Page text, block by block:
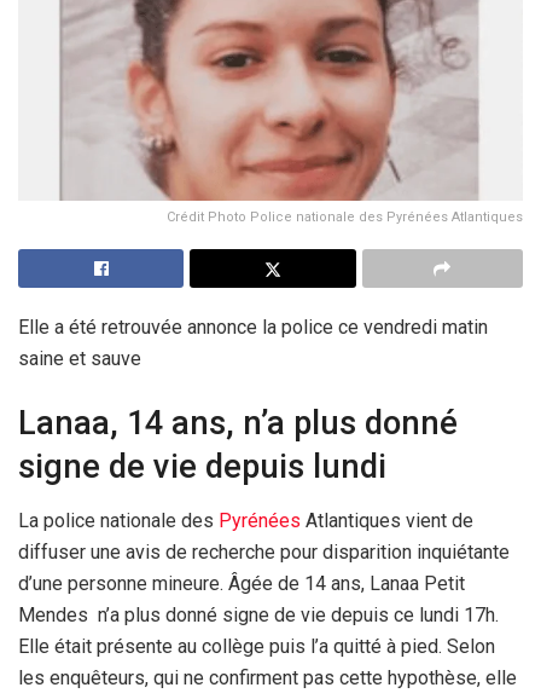
Crédit Photo Police nationale des Pyrénées Atlantiques
Elle a été retrouvée annonce la police ce vendredi matin
saine et sauve
Lanaa, 14 ans, n’a plus donné
signe de vie depuis lundi
La police nationale des Pyrénées Atlantiques vient de
diffuser une avis de recherche pour disparition inquiétante
d’une personne mineure. Âgée de 14 ans, Lanaa Petit
Mendes n’a plus donné signe de vie depuis ce lundi 17h.
Elle était présente au collège puis l’a quitté à pied. Selon
les enquêteurs, qui ne confirment pas cette hypothèse, elle